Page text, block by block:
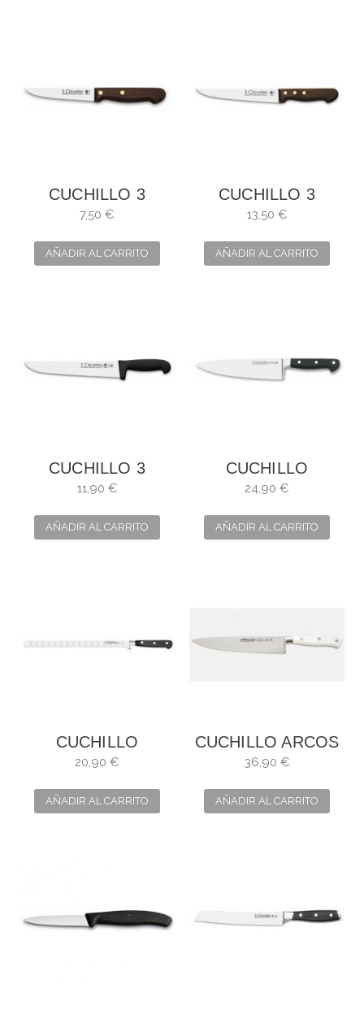
CUCHILLO 3
CLAVELES
7,50 €
AÑADIR AL CARRITO
CUCHILLO 3
CLAVELES DE
13,50 €
AÑADIR AL CARRITO
CUCHILLO 3
CLAVELES DE
(ESTRECHO).
11,90 €
AÑADIR AL CARRITO
CUCHILLO
BAVARIA. HOJA: 25
24,90 €
AÑADIR AL CARRITO
CUCHILLO
SALMÓN FORGÉ.
20,90 €
AÑADIR AL CARRITO
CUCHILLO ARCOS
RIVIERA. HOJA: 20
36,90 €
AÑADIR AL CARRITO